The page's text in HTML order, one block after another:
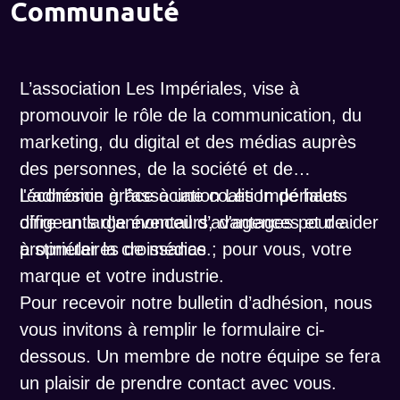
Communauté
L’association Les Impériales, vise à
promouvoir le rôle de la communication, du
marketing, du digital et des médias auprès
des personnes, de la société et de
l'économie grâce à une coalition de hauts
dirigeants d'annonceurs, d'agences et de
propriétaires de médias.
L’adhésion à l’association Les Impériales
offre un large éventail d’avantages pour aider
à stimuler la croissance ; pour vous, votre
marque et votre industrie.
Pour recevoir notre bulletin d’adhésion, nous
vous invitons à remplir le formulaire ci-
dessous. Un membre de notre équipe se fera
un plaisir de prendre contact avec vous.